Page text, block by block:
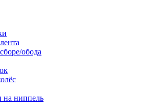
обода
на ниппель